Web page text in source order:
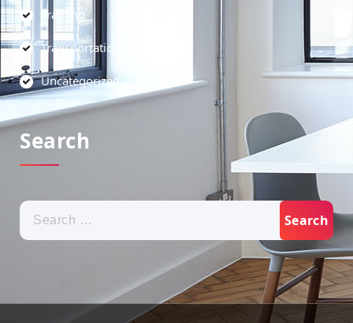
Training
Transportation
Uncategorized
Search
Search
for: